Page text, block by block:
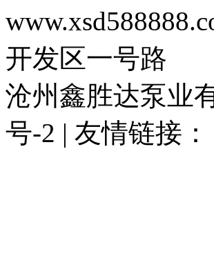
开发区一号路
沧州鑫胜达泵业
号-2 | 友情链接